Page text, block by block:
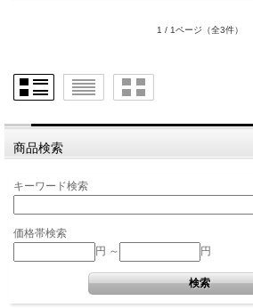
1 / 1ページ （全3件）
商品検索
キーワード検索
価格帯検索
円 ～
円